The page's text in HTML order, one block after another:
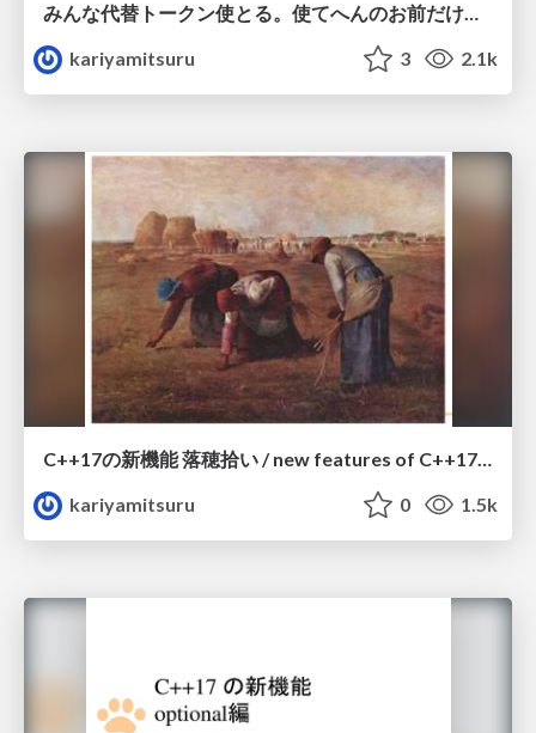
みんな代替トークン使とる。使てへんのお前だけ。 / alternative tokens
kariyamitsuru
3 2.1k
kariyamitsuru
0 1.5k